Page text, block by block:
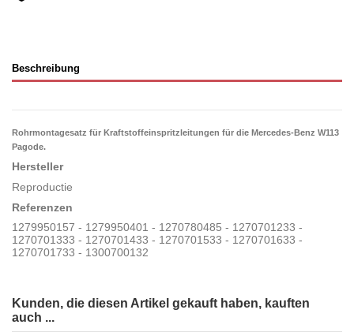
Beschreibung
Rohrmontagesatz für Kraftstoffeinspritzleitungen für die Mercedes-Benz W113
Pagode.
Hersteller
Reproductie
Referenzen
1279950157 - 1279950401 - 1270780485 - 1270701233 -
1270701333 - 1270701433 - 1270701533 - 1270701633 -
1270701733 - 1300700132
Kunden, die diesen Artikel gekauft haben, kauften
auch ...